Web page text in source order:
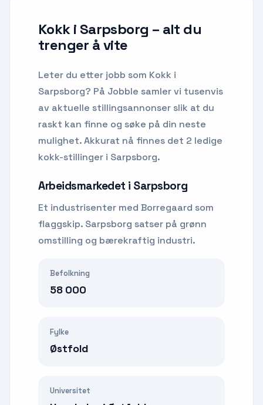
Kokk i Sarpsborg – alt du
trenger å vite
Leter du etter jobb som Kokk i
Sarpsborg? På Jobble samler vi tusenvis
av aktuelle stillingsannonser slik at du
raskt kan finne og søke på din neste
mulighet.Akkurat nå finnes det 2 ledige
kokk-stillinger i Sarpsborg.
Arbeidsmarkedet i Sarpsborg
Et industrisenter med Borregaard som
flaggskip. Sarpsborg satser på grønn
omstilling og bærekraftig industri.
Befolkning
58 000
Fylke
Østfold
Universitet